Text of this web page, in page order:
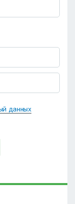
данных